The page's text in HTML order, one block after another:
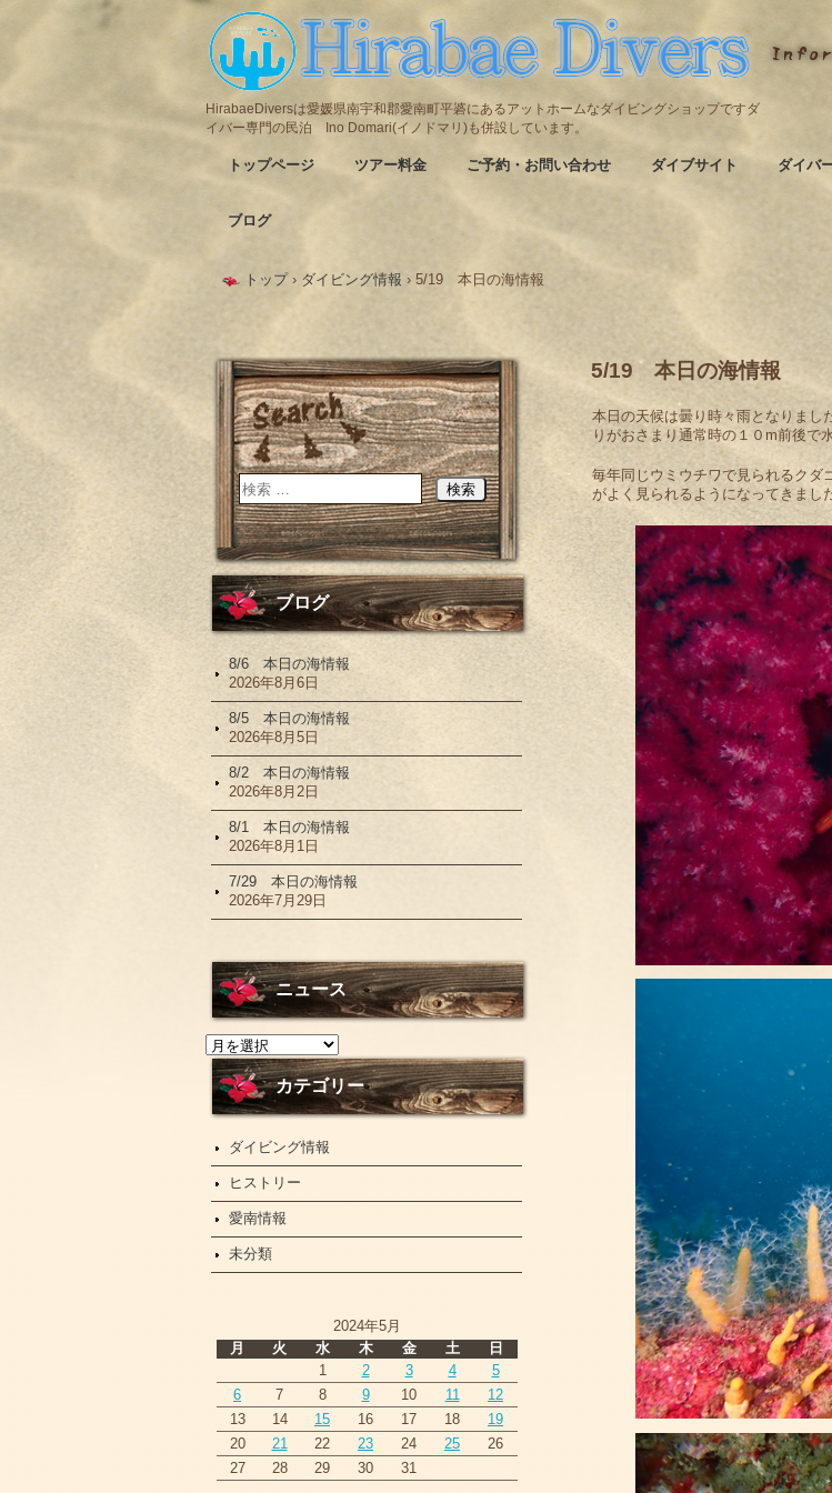
HirabaeDiversは愛媛県南宇和郡愛南町平碆にあるアットホームなダイビングショップですダ
イバー専門の民泊 Ino Domari(イノドマリ)も併設しています。
トップページ ツアー料金 ご予約・お問い合わせ ダイブサイト ダイバ
ブログ
トップ › ダイビング情報 › 5/19 本日の海情報
5/19 本日の海情報
本日の天候は曇り時々雨となりまし
りがおさまり通常時の１０m前後で
毎年同じウミウチワで見られるクダ
がよく見られるようになってきまし
ブログ
8/6 本日の海情報
2026年8月6日
8/5 本日の海情報
2026年8月5日
8/2 本日の海情報
2026年8月2日
8/1 本日の海情報
2026年8月1日
7/29 本日の海情報
2026年7月29日
ニュース
ニ
ュ
ー
カテゴリー
ダイビング情報
ヒストリー
愛南情報
未分類
2024年5月
月
火 水 木 金 土
日
1
2 3 4
5
6
7 8 9 10 11
12
13
14 15 16 17 18
19
20
21 22 23 24 25
26
27
28 29 30 31